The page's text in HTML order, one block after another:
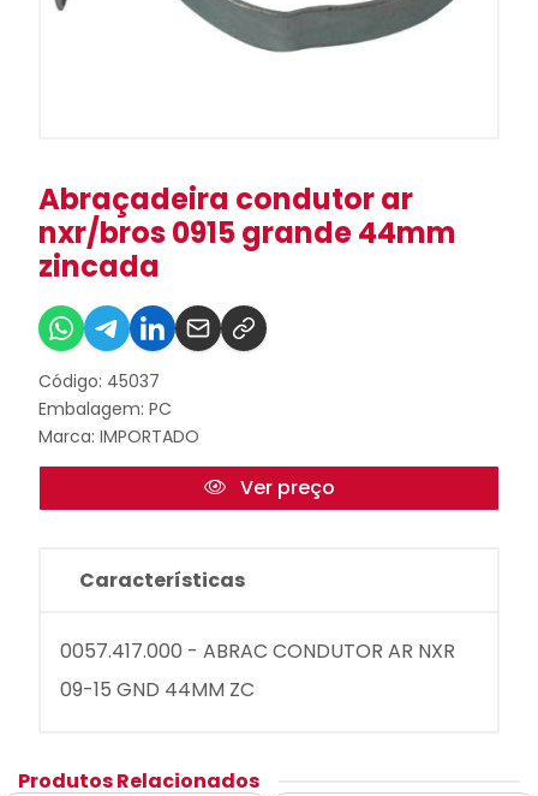
Abraçadeira condutor ar
nxr/bros 0915 grande 44mm
zincada
Código: 45037
Embalagem: PC
Marca: IMPORTADO
Ver preço
Características
0057.417.000 - ABRAC CONDUTOR AR NXR
09-15 GND 44MM ZC
Produtos Relacionados